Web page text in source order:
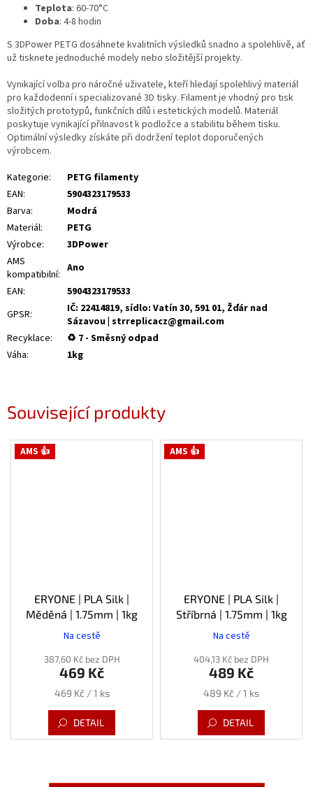
Související produkty
AMS 👍
ERYONE | PLA Silk |
Měděná | 1.75mm | 1kg
Na cestě
387,60 Kč bez DPH
469 Kč
Měrná
469 Kč / 1 ks
DETAIL
AMS 👍
ERYONE | PLA Silk |
Stříbrná | 1.75mm | 1kg
Na cestě
404,13 Kč bez DPH
489 Kč
Měrná
489 Kč / 1 ks
DETAIL
Teplota: 60-70°C
Doba: 4-8 hodin
S 3DPower PETG dosáhnete kvalitních výsledků snadno a spolehlivě, ať
už tisknete jednoduché modely nebo složitější projekty.
Vynikající volba pro náročné uživatele, kteří hledají spolehlivý materiál
pro každodenní i specializované 3D tisky. Filament je vhodný pro tisk
složitých prototypů, funkčních dílů i estetických modelů. Materiál
poskytuje vynikající přilnavost k podložce a stabilitu během tisku.
Optimální výsledky získáte při dodržení teplot doporučených
výrobcem.
Kategorie:
PETG filamenty
EAN:
5904323179533
Barva:
Modrá
Materiál:
PETG
Výrobce:
3DPower
AMS
kompatibilní: Ano
EAN:
5904323179533
GPSR:
IČ: 22414819, sídlo: Vatín 30, 591 01, Žďár nad
Sázavou | strreplicacz@gmail.com
Recyklace:
♻ 7 - Směsný odpad
Váha: 1kg